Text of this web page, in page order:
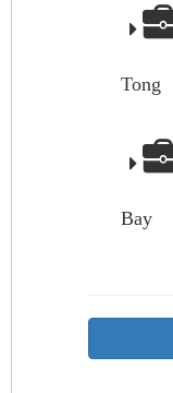
Tong
Bay